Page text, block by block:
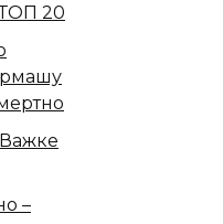
ТОП 20
–